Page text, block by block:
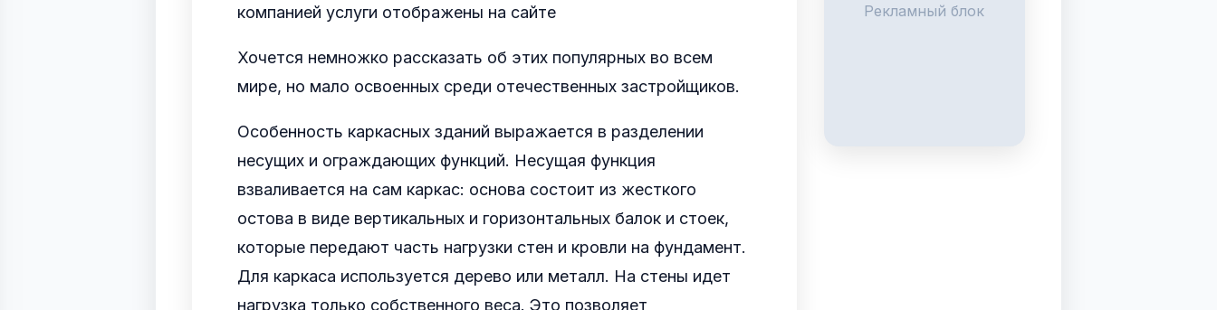
компанией услуги отображены на сайте
Хочется немножко рассказать об этих популярных во всем
мире, но мало освоенных среди отечественных застройщиков.
Особенность каркасных зданий выражается в разделении
несущих и ограждающих функций. Несущая функция
взваливается на сам каркас: основа состоит из жесткого
остова в виде вертикальных и горизонтальных балок и стоек,
которые передают часть нагрузки стен и кровли на фундамент.
Для каркаса используется дерево или металл. На стены идет
нагрузка только собственного веса. Это позволяет
Рекламный блок